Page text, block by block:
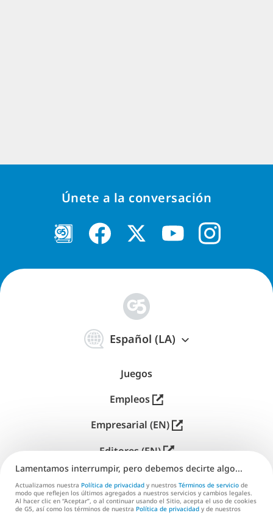
Únete a la conversación
Español (LA)
体
中
Juegos
Empleos
Empresarial (EN)
Editores (EN)
Soporte
Contáctanos (EN)
Lamentamos interrumpir, pero debemos decirte algo...
Actualizamos nuestra Política de privacidad y nuestros Términos de servicio de
modo que reflejen los últimos agregados a nuestros servicios y cambios legales.
Al hacer clic en “Aceptar”, o al continuar usando el Sitio, acepta el uso de cookies
de G5, así como los términos de nuestra Política de privacidad y de nuestros